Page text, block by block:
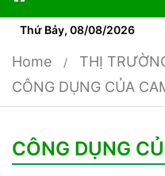
Thứ Bảy, 08/08/2026
Home
THỊ
CÔNG DỤNG CỦA
CÔNG DỤNG